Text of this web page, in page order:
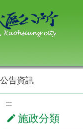
公告資訊
:::
施政分類